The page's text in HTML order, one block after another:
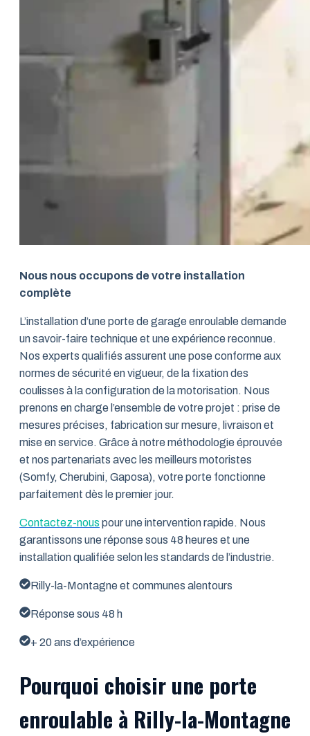
Nous nous occupons de votre installation
complète
L’installation d’une porte de garage enroulable demande
un savoir-faire technique et une expérience reconnue.
Nos experts qualifiés assurent une pose conforme aux
normes de sécurité en vigueur, de la fixation des
coulisses à la configuration de la motorisation. Nous
prenons en charge l’ensemble de votre projet : prise de
mesures précises, fabrication sur mesure, livraison et
mise en service. Grâce à notre méthodologie éprouvée
et nos partenariats avec les meilleurs motoristes
(Somfy, Cherubini, Gaposa), votre porte fonctionne
parfaitement dès le premier jour.
Contactez-nous pour une intervention rapide. Nous
garantissons une réponse sous 48 heures et une
installation qualifiée selon les standards de l’industrie.
Rilly-la-Montagne et communes alentours
Réponse sous 48 h
+ 20 ans d’expérience
Pourquoi choisir une porte
enroulable à Rilly-la-Montagne